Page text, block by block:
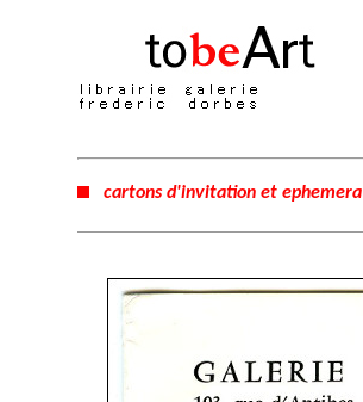
cartons d'invitation et ephemera